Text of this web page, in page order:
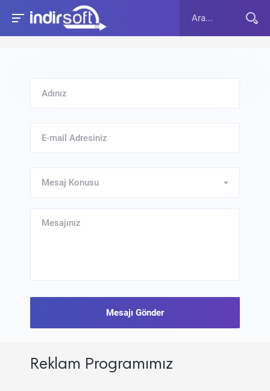
Reklam Programımız